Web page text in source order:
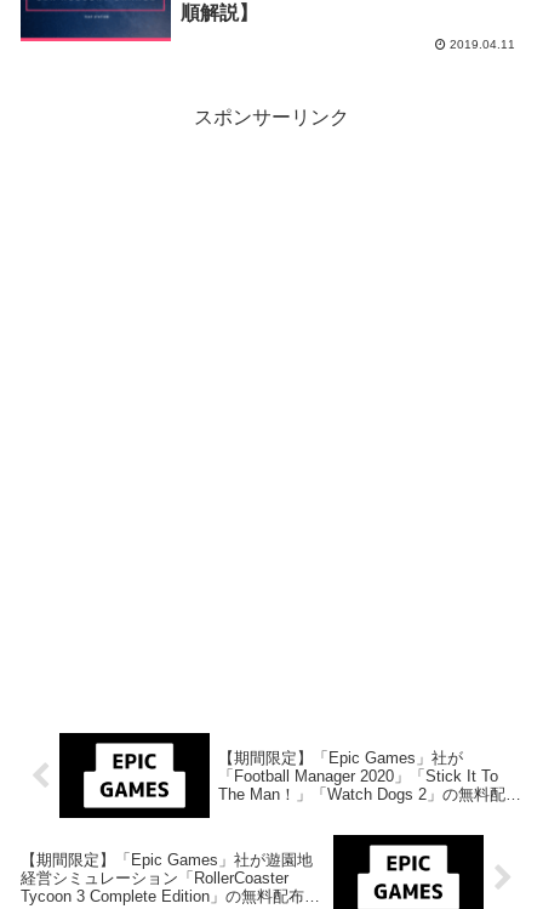
順解説】
2019.04.11
スポンサーリンク
【期間限定】「Epic Games」社が
「Football Manager 2020」「Stick It To
The Man！」「Watch Dogs 2」の無料配布
【期間限定】「Epic Games」社が遊園地
経営シミュレーション「RollerCoaster
Tycoon 3 Complete Edition」の無料配布を